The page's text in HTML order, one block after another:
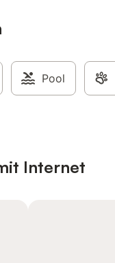
Pool
Internet